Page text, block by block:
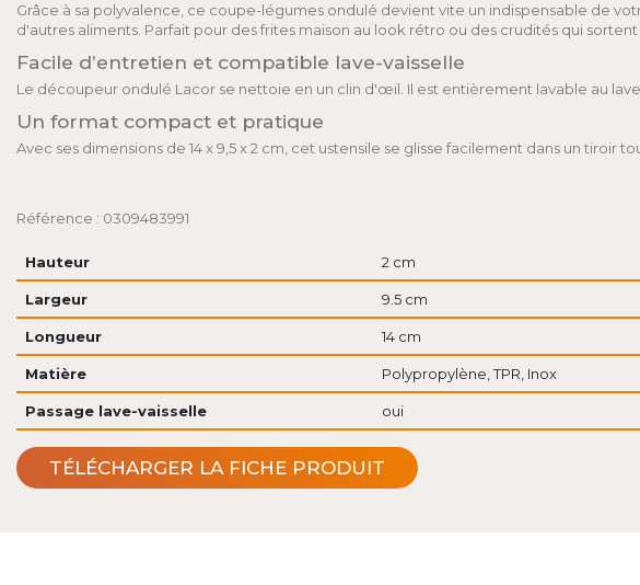
Grâce à sa polyvalence, ce coupe-légumes ondulé devient vite un indispensable de
d'autres aliments. Parfait pour des frites maison au look rétro ou des crudités qui sortent
Facile d’entretien et compatible lave-vaisselle
Le découpeur ondulé Lacor se nettoie en un clin d'œil. Il est entièrement lavable au
Un format compact et pratique
Avec ses dimensions de 14 x 9,5 x 2 cm, cet ustensile se glisse facilement dans un tiroir
Référence : 0309483991
Hauteur 2 cm
Largeur 9.5 cm
Longueur 14 cm
Matière Polypropylène, TPR, Inox
Passage lave-vaisselle oui
TÉLÉCHARGER LA FICHE PRODUIT